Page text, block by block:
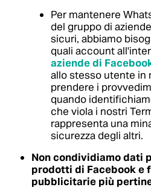
Per mantenere
del gruppo di
sicuri, abbiamo
quali account
aziende di
allo stesso utente in
prendere i
quando
che viola i nostri
rappresenta una
sicurezza degli altri.
Non condividiamo dati
prodotti di Facebook e
pubblicitarie più